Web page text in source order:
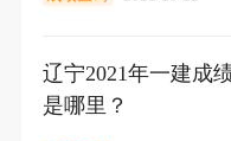
辽宁2021年一建成
是哪里？